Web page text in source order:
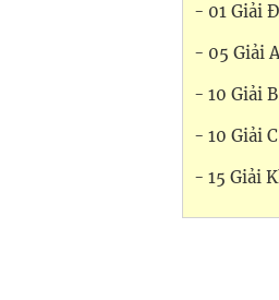
- 01 Giải
- 05 Giải
- 10 Giải
- 10 Giải
- 15 Giải